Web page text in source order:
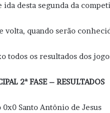
ida desta segunda da
volta, quando serão
todos os resultados dos
2ª FASE – RESULTADOS
0x0 Santo Antônio de Jesus